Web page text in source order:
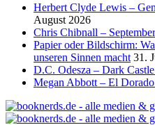
Herbert Clyde Lewis –
August 2026
Chris Chibnall –
Papier oder Bildschirm:
unseren Sinnen macht 31.
D.C. Odesza – Dark
Megan Abbott – El